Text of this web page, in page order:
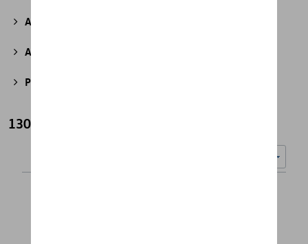
Accessoires divers
Accessoires pour véhicules électriques
Produits d'atelier
130 ans Škoda